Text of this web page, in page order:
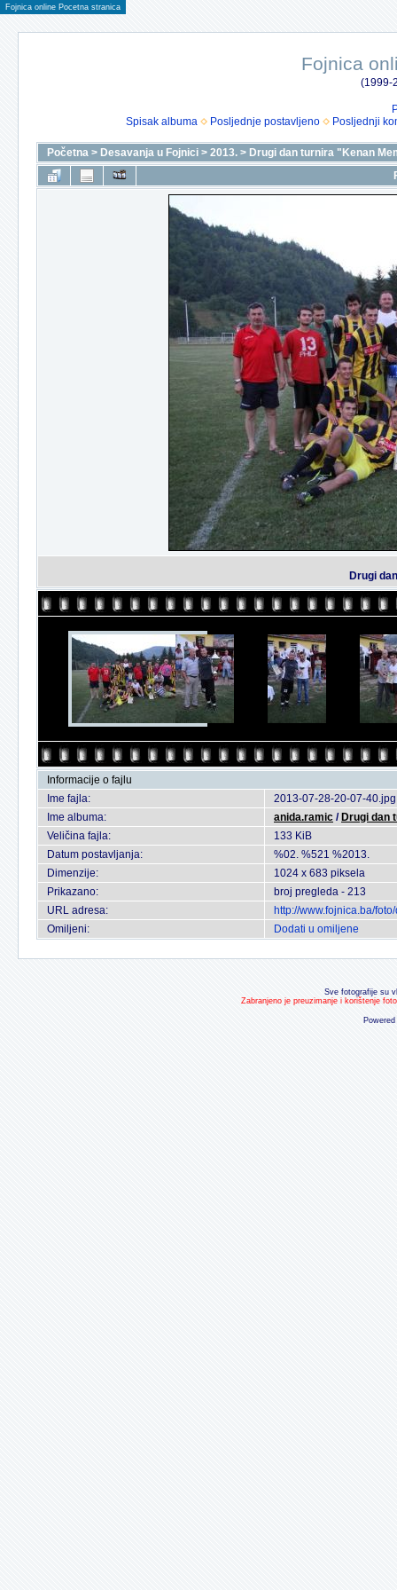
Fojnica online Pocetna stranica
Fojnica
(1999-
Spisak albuma
Posljednje postavljeno Posljednji
Početna > Desavanja u Fojnici > 2013. > Drugi dan turnira "Kenan
Drugi
Informacije o fajlu
Ime fajla:
2013-07-28-20-07-40.jpg
Ime albuma:
anida.ramic / Drugi dan
Veličina fajla:
133 KiB
Datum postavljanja:
%02. %521 %2013.
Dimenzije:
1024 x 683 piksela
Prikazano:
broj pregleda - 213
URL adresa:
http://www.fojnica.ba/
Omiljeni:
Dodati u omiljene
Sve fotografije su
Zabranjeno je preuzimanje i korištenje